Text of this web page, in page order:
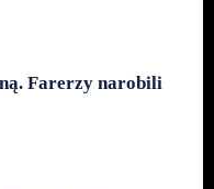
Farerzy narobili